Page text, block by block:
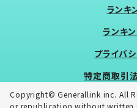
ランキ
ランキ
プライバ
特定商取引
Copyright© Generallink inc. All